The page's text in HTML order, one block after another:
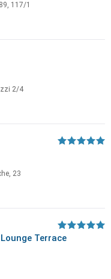
117/1
2/4
23
Terrace